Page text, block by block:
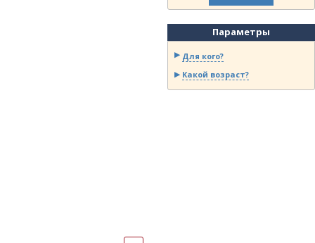
Параметры
Для кого?
Какой возраст?